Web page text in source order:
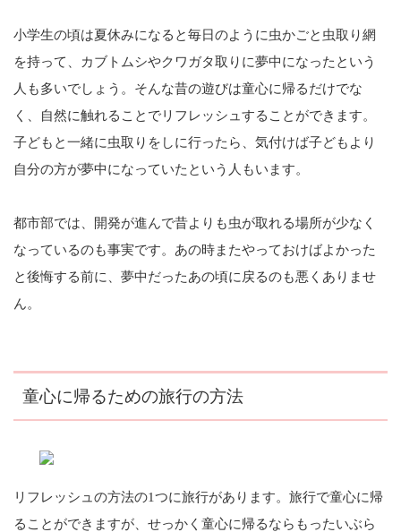
小学生の頃は夏休みになると毎日のように虫かごと虫取り網
を持って、カブトムシやクワガタ取りに夢中になったという
人も多いでしょう。そんな昔の遊びは童心に帰るだけでな
く、自然に触れることでリフレッシュすることができます。
子どもと一緒に虫取りをしに行ったら、気付けば子どもより
自分の方が夢中になっていたという人もいます。
都市部では、開発が進んで昔よりも虫が取れる場所が少なく
なっているのも事実です。あの時またやっておけばよかった
と後悔する前に、夢中だったあの頃に戻るのも悪くありませ
ん。
童心に帰るための旅行の方法
リフレッシュの方法の1つに旅行があります。旅行で童心に帰
ることができますが、せっかく童心に帰るならもったいぶら